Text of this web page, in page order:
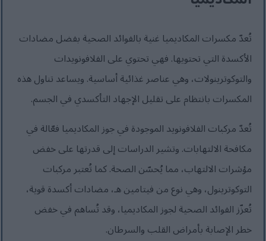
تُعدّ مكسرات المكاديميا غنية بالفوائد الصحية بفضل مضادات
الأكسدة التي تحتويها. فهي تحتوي على الفلافونويدات
والتوكوترينولات، وهي عناصر غذائية أساسية. ويساعد تناول هذه
المكسرات بانتظام على تقليل الإجهاد التأكسدي في الجسم.
تُعدّ مركبات الفلافونويد الموجودة في جوز المكاديميا فعّالة في
مكافحة الالتهابات. وتشير الدراسات إلى قدرتها على خفض
مؤشرات الالتهاب، مما يُحسّن الصحة. كما تُعتبر مركبات
التوكوترينول، وهي نوع من فيتامين هـ، مضادات أكسدة قوية،
تُعزّز الفوائد الصحية لجوز المكاديميا، وقد تُساهم في خفض
خطر الإصابة بأمراض القلب والسرطان.